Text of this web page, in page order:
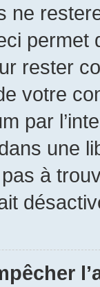
ne
permet
rester
votre
par
une
à